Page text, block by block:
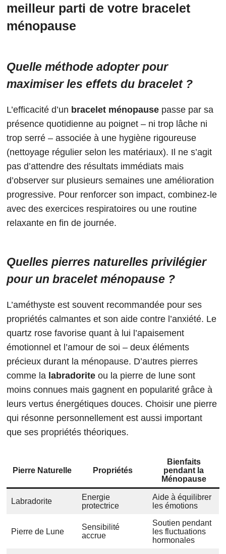
meilleur parti de votre bracelet
ménopause
Quelle méthode adopter pour
maximiser les effets du bracelet ?
L’efficacité d’un bracelet ménopause passe par sa
présence quotidienne au poignet – ni trop lâche ni
trop serré – associée à une hygiène rigoureuse
(nettoyage régulier selon les matériaux). Il ne s’agit
pas d’attendre des résultats immédiats mais
d’observer sur plusieurs semaines une amélioration
progressive. Pour renforcer son impact, combinez-le
avec des exercices respiratoires ou une routine
relaxante en fin de journée.
Quelles pierres naturelles privilégier
pour un bracelet ménopause ?
L’améthyste est souvent recommandée pour ses
propriétés calmantes et son aide contre l’anxiété. Le
quartz rose favorise quant à lui l’apaisement
émotionnel et l’amour de soi – deux éléments
précieux durant la ménopause. D’autres pierres
comme la labradorite ou la pierre de lune sont
moins connues mais gagnent en popularité grâce à
leurs vertus énergétiques douces. Choisir une pierre
qui résonne personnellement est aussi important
que ses propriétés théoriques.
Pierre Naturelle Propriétés
Bienfaits
pendant la
Ménopause
Labradorite
Energie
protectrice
Aide à équilibrer
les émotions
Pierre de Lune
Sensibilité
accrue
Soutien pendant
les fluctuations
hormonales